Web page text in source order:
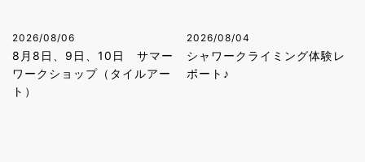
2026/08/06
8月8日、9日、10日 サマー
ワークショップ（タイルアー
ト）
2026/08/04
シャワークライミング体験レ
ポート♪